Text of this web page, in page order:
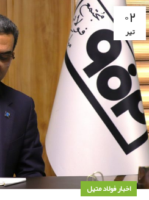
۰۲
تیر
اخبار فولاد متیل